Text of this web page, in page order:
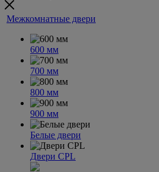
Межкомнатные двери
600 мм
700 мм
800 мм
900 мм
Белые двери
Двери CPL